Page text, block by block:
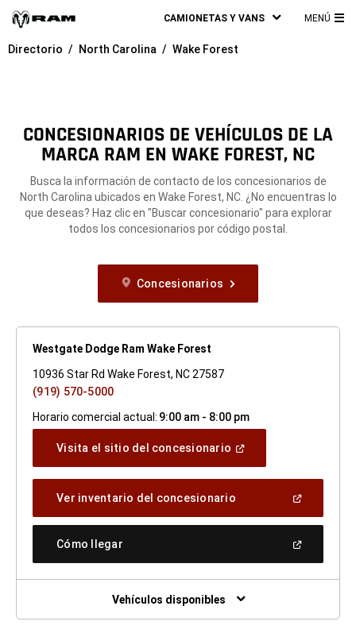
CAMIONETAS Y VANS MENÚ
Directorio North Carolina Wake Forest
CONCESIONARIOS DE VEHÍCULOS DE LA
MARCA RAM EN WAKE FOREST, NC
Busca la información de contacto de los concesionarios de
North Carolina ubicados en Wake Forest, NC. ¿No encuentras lo
que deseas? Haz clic en "Buscar concesionario" para explorar
todos los concesionarios por código postal.
Concesionarios
Westgate Dodge Ram Wake Forest
10936 Star Rd Wake Forest, NC 27587
(919) 570-5000
Horario comercial actual: 9:00 am - 8:00 pm
Visita el sitio del concesionario (Abrir
nueva)
Ver inventario del concesionario
una
Cómo llegar(Abrir
ventana
nueva)
Vehículos disponibles